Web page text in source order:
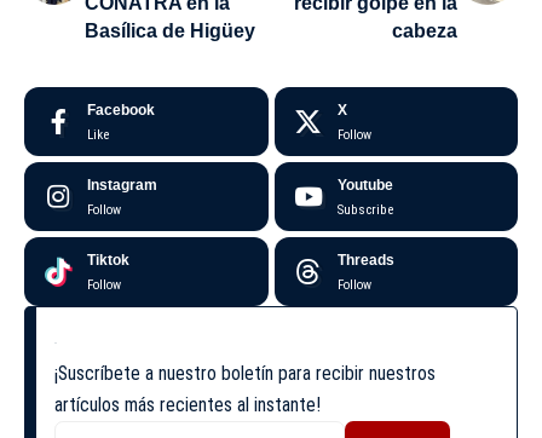
Basílica de Higüey
cabeza
Facebook
Like
X
Follow
Instagram
Follow
Youtube
Subscribe
Tiktok
Follow
Threads
Follow
¡Suscríbete a nuestro boletín para recibir nuestros
artículos más recientes al instante!